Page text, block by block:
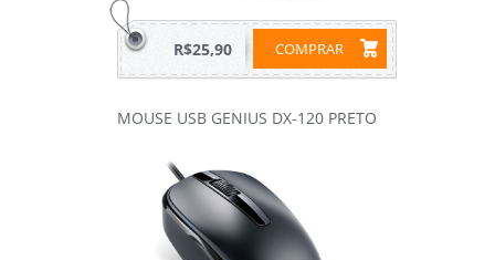
COMPRAR
R$25,90
MOUSE USB GENIUS DX-120 PRETO